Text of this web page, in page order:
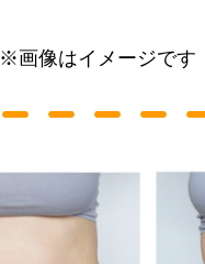
※画像はイメージです